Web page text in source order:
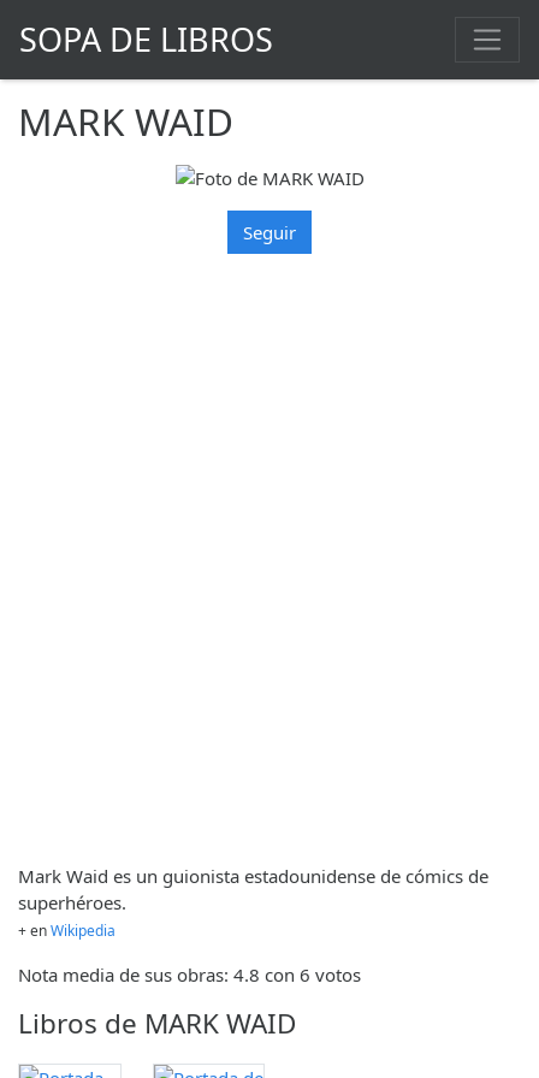
SOPA DE LIBROS
MARK WAID
Seguir
Mark Waid es un guionista estadounidense de cómics de
superhéroes.
+ enWikipedia
Nota media de sus obras: 4.8 con 6 votos
Libros de MARK WAID